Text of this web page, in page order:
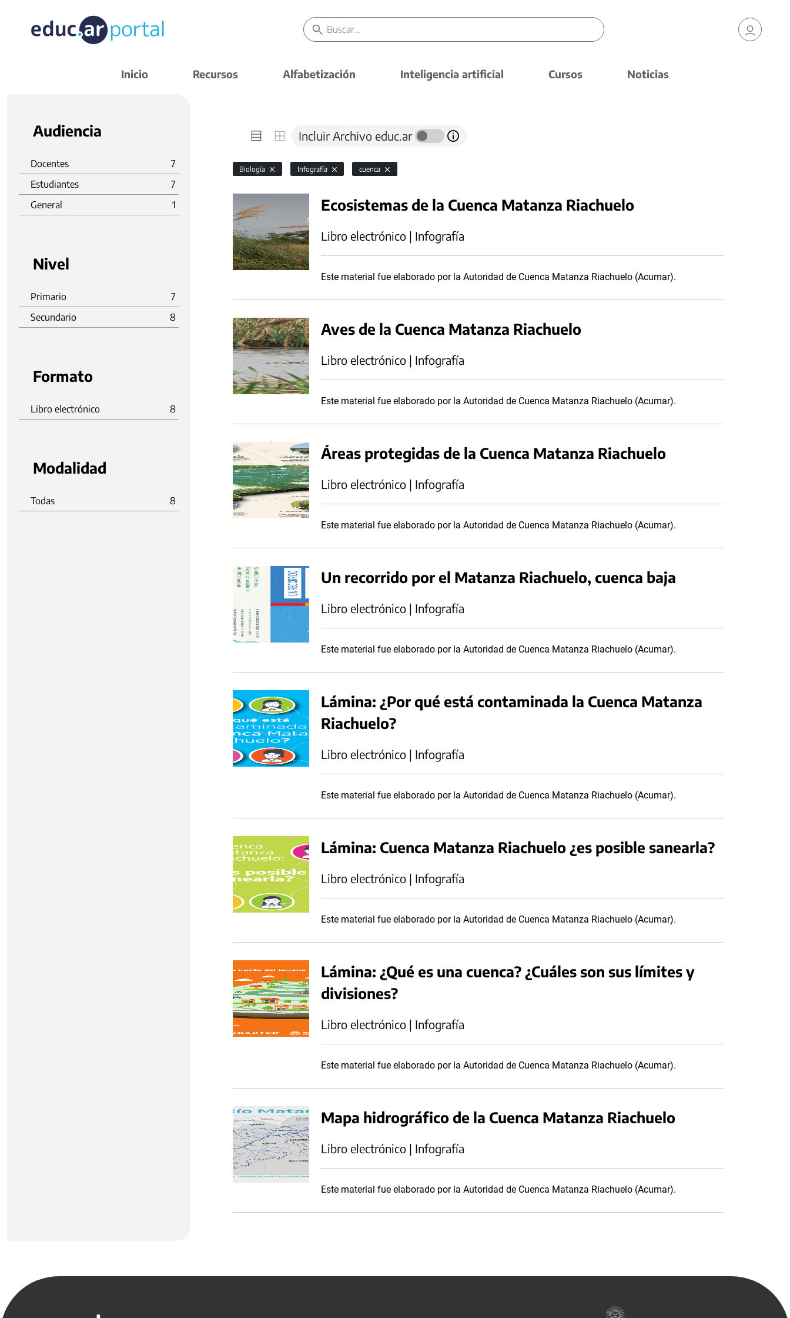
Inicio Recursos Alfabetización Inteligencia artificial Cursos Noticias
Audiencia
Docentes
7
Estudiantes
7
General
1
Nivel
Primario
7
Secundario
8
Formato
Libro electrónico 8
Modalidad
Todas 8
Incluir Archivo educ.ar
Biología Infografía cuenca
Ecosistemas de la Cuenca Matanza Riachuelo
Libro electrónico | Infografía
Este material fue elaborado por la Autoridad de Cuenca Matanza Riachuelo (Acumar).
Aves de la Cuenca Matanza Riachuelo
Libro electrónico | Infografía
Este material fue elaborado por la Autoridad de Cuenca Matanza Riachuelo (Acumar).
Áreas protegidas de la Cuenca Matanza Riachuelo
Libro electrónico | Infografía
Este material fue elaborado por la Autoridad de Cuenca Matanza Riachuelo (Acumar).
Un recorrido por el Matanza Riachuelo, cuenca baja
Libro electrónico | Infografía
Este material fue elaborado por la Autoridad de Cuenca Matanza Riachuelo (Acumar).
Lámina: ¿Por qué está contaminada la Cuenca Matanza
Riachuelo?
Libro electrónico | Infografía
Este material fue elaborado por la Autoridad de Cuenca Matanza Riachuelo (Acumar).
Lámina: Cuenca Matanza Riachuelo ¿es posible sanearla?
Libro electrónico | Infografía
Este material fue elaborado por la Autoridad de Cuenca Matanza Riachuelo (Acumar).
Lámina: ¿Qué es una cuenca? ¿Cuáles son sus límites y
divisiones?
Libro electrónico | Infografía
Este material fue elaborado por la Autoridad de Cuenca Matanza Riachuelo (Acumar).
Mapa hidrográfico de la Cuenca Matanza Riachuelo
Libro electrónico | Infografía
Este material fue elaborado por la Autoridad de Cuenca Matanza Riachuelo (Acumar).